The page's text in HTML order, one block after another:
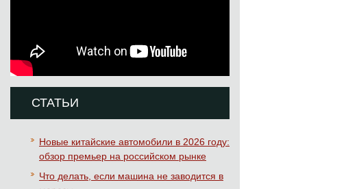
СТАТЬИ
Новые китайские автомобили в 2026 году:
обзор премьер на российском рынке
Что делать, если машина не заводится в